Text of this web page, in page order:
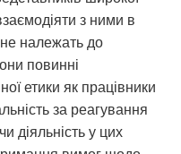
з ними в
належать до
повинні
етики як працівники
за реагування
діяльність у цих